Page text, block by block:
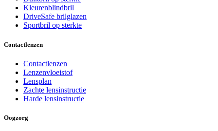
Kleurenblindbril
DriveSafe brilglazen
Sportbril op sterkte
Contactlenzen
Contactlenzen
Lenzenvloeistof
Lensplan
Zachte lensinstructie
Harde lensinstructie
Oogzorg